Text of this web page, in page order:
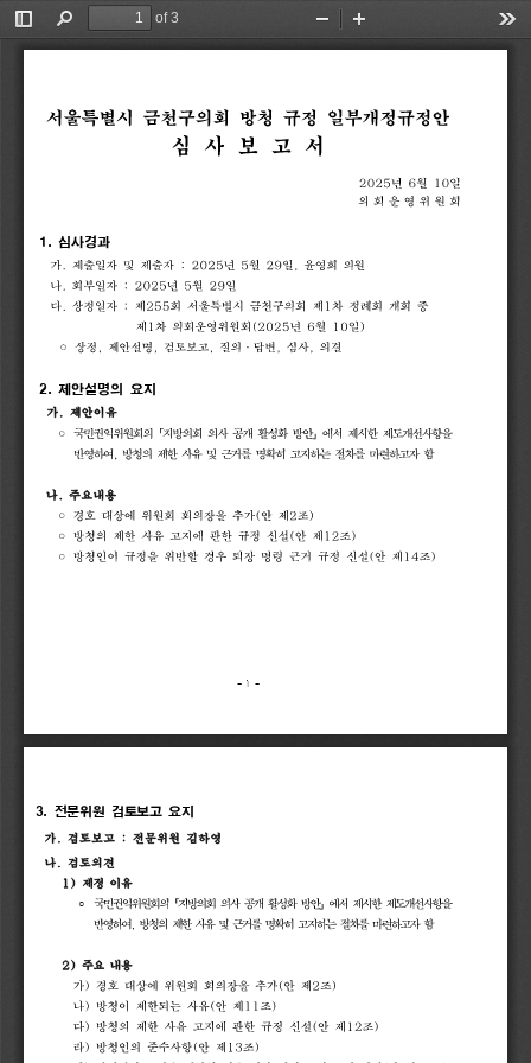
Toggle
Sidebar
Find
of 3
Zoom
Out
In
- 1 -
서울특별시 금천구의회 방청 규정 일부개정규정안
심 사 보 고 서
2025년 6월 10일
의 회 운 영 위 원 회
1. 심사경과
가 제출일자 및 제출자 : 2025년 5월 29일 윤영희
의원
나
회부일자 : 2025년 5월 29일
다
상정일자 : 제255회 서울특별시 금천구의회 제 1 차 정례회 개회 중
제 1 차 의회운영위원회 (2025년 6월 10일)
◦
상정 제안설명 검토보고 질의 답변 심사, 의결
2. 제안설명의 요지
가
제안이유
◦
국민권익위원회의「지방의회 의사 공개 활성화 방안」에서 제시한 제도개선사항을
반영하여
방청의 제한 사유 및 근거를 명확히 고지하는 절차를 마련하고자 함
나
주요내용
◦
경호 대상에 위원회 회의장을 추가(안 제2조)
◦
방청의 제한 사유 고지에 관한 규정 신설(안 제 12조)
◦
방청인이 규정을 위반할 경우 퇴장 명령 근거 규정 신설(안 제 14 조)
3. 전문위원 검토보고 요지
가 검토보고 : 전문위원
김하영
나
검토의견
1) 제정 이유
◦
국민권익위원회의「지방의회 의사 공개 활성화 방안」에서 제시한 제도개선사항을
반영하여, 방청의 제한 사유 및 근거를 명확히 고지하는 절차를마련하고자 함
2) 주요 내용
가) 경호 대상에 위원회 회의장을 추가( 안 제2조)
나) 방청이 제한되는 사유(안 제11 조)
다) 방청의 제한 사유 고지에 관한 규정 신설(안 제 12조)
라) 방청인의 준수사항( 안 제 13조)